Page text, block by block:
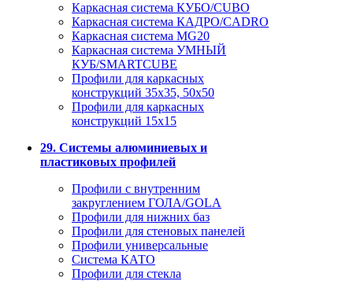
Каркасная система КУБО/CUBO
Каркасная система КАДРО/CADRO
Каркасная система MG20
Каркасная система УМНЫЙ
КУБ/SMARTCUBE
Профили для каркасных
конструкций 35x35, 50x50
Профили для каркасных
конструкций 15х15
29. Системы алюминиевых и
пластиковых профилей
Профили с внутренним
закруглением ГОЛА/GOLA
Профили для нижних баз
Профили для стеновых панелей
Профили универсальные
Система КАТО
Профили для стекла